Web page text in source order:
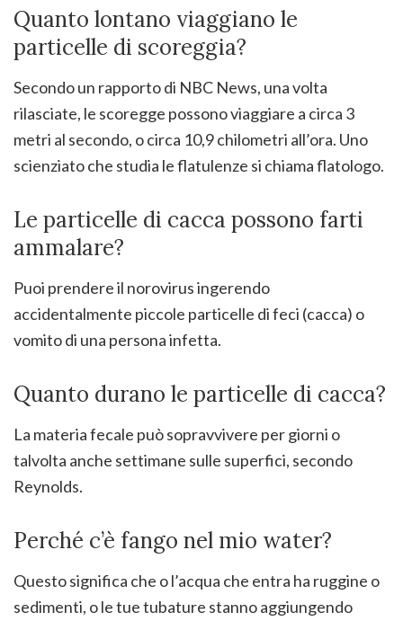
Quanto lontano viaggiano le
particelle di scoreggia?
Secondo un rapporto di NBC News, una volta
rilasciate, le scoregge possono viaggiare a circa 3
metri al secondo, o circa 10,9 chilometri all’ora. Uno
scienziato che studia le flatulenze si chiama flatologo.
Le particelle di cacca possono farti
ammalare?
Puoi prendere il norovirus ingerendo
accidentalmente piccole particelle di feci (cacca) o
vomito di una persona infetta.
Quanto durano le particelle di cacca?
La materia fecale può sopravvivere per giorni o
talvolta anche settimane sulle superfici, secondo
Reynolds.
Perché c’è fango nel mio water?
Questo significa che o l’acqua che entra ha ruggine o
sedimenti, o le tue tubature stanno aggiungendo